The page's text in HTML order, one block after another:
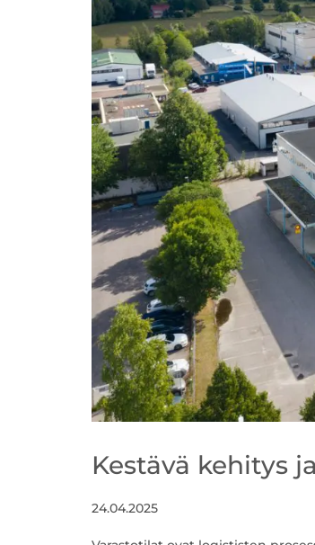
Kestävä kehitys
24.04.2025